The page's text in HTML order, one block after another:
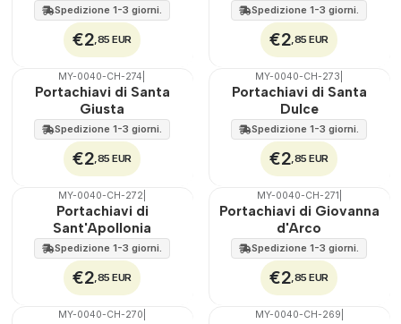
Spedizione 1-3 giorni.
€2,85 EUR
Spedizione 1-3 giorni.
€2,85 EUR
🇵🇹
MY-0040-CH-274
Portachiavi di Santa
Giusta
Spedizione 1-3 giorni.
€2,85 EUR
🇵🇹
MY-0040-CH-273
Portachiavi di Santa
Dulce
Spedizione 1-3 giorni.
€2,85 EUR
MY-0040-CH-272
Portachiavi di
Sant'Apollonia
Spedizione 1-3 giorni.
€2,85 EUR
🇵🇹
MY-0040-CH-271
Portachiavi di Giovanna
d'Arco
Spedizione 1-3 giorni.
€2,85 EUR
MY-0040-CH-270 MY-0040-CH-269